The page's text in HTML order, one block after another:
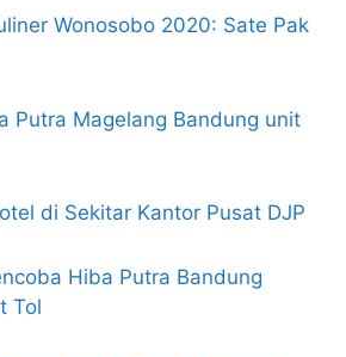
Wonosobo 2020: Sate Pak
Putra Magelang Bandung unit
di Sekitar Kantor Pusat DJP
Hiba Putra Bandung
Tol